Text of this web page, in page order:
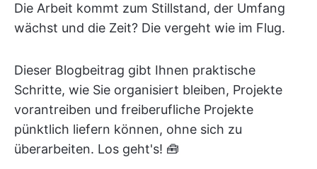
Die Arbeit kommt zum Stillstand, der Umfang
wächst und die Zeit? Die vergeht wie im Flug.
Dieser Blogbeitrag gibt Ihnen praktische
Schritte, wie Sie organisiert bleiben, Projekte
vorantreiben und freiberufliche Projekte
pünktlich liefern können, ohne sich zu
überarbeiten. Los geht's! 🧰